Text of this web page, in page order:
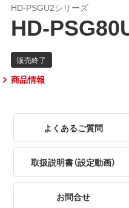
HD-PSGU2シリーズ
HD-
商品情報
よくあるご質問
取扱説明書（設定動画）
お問合せ